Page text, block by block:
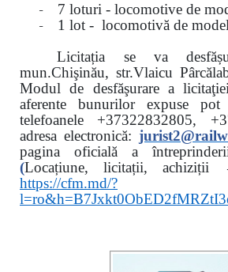
- 7 loturi - locomotive de
- 1 lot - locomotivă de
Licitația se va
mun.Chişinău, str.Vlaicu
Modul de desfăşurare a
aferente bunurilor expuse
telefoanele +37322832805,
adresa electronică:
pagina oficială a
(Locațiune, licitații,
https://cfm.md/?